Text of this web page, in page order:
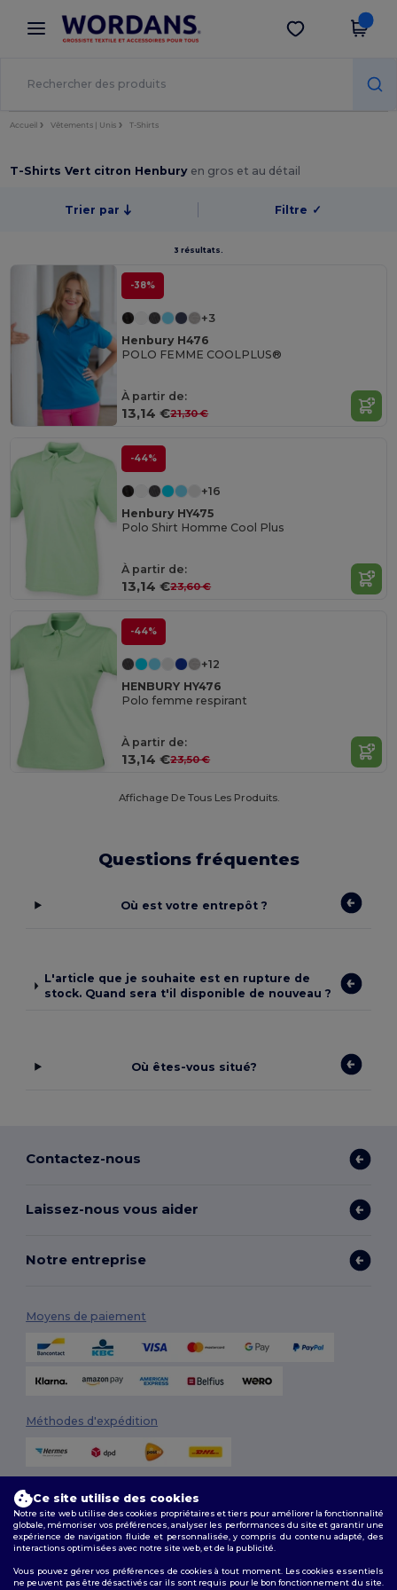
× Appli Wordans
Meilleurs prix sur l’app !
Obtenir l'appli
Accueil Vêtements | Unis T-Shirts
T-Shirts Vert citron Henbury en gros et au détail
Trier par Filtre ✓
3 résultats.
-38%
+3
Henbury H476
POLO FEMME COOLPLUS®
À partir de:
13,14 €21,30 €
-44%
+16
Henbury HY475
Polo Shirt Homme Cool Plus
À partir de:
13,14 €23,60 €
-44%
+12
HENBURY HY476
Polo femme respirant
À partir de:
13,14 €23,50 €
Affichage De Tous Les Produits.
Questions fréquentes
Où est votre entrepôt ?
L'article que je souhaite est en rupture de
stock. Quand sera t'il disponible de nouveau ?
Où êtes-vous situé?
Contactez-nous
Laissez-nous vous aider
Notre entreprise
Moyens de paiement
Méthodes d'expédition
Suivez-nous
Ce site utilise des cookies
Notre site web utilise des cookies propriétaires et tiers pour améliorer la fonctionnalité
globale, mémoriser vos préférences, analyser les performances du site et garantir une
expérience de navigation fluide et personnalisée, y compris du contenu adapté, des
interactions optimisées avec notre site web, et de la publicité.
Vous pouvez gérer vos préférences de cookies à tout moment. Les cookies essentiels
ne peuvent pas être désactivés car ils sont requis pour le bon fonctionnement du site.